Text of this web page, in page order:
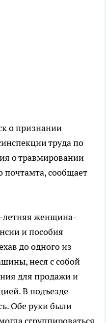
о признании
труда по
о травмировании
сообщает
летняя женщина-
и пособия
до одного из
неся с собой
для продажи и
В подъезде
Обе руки были